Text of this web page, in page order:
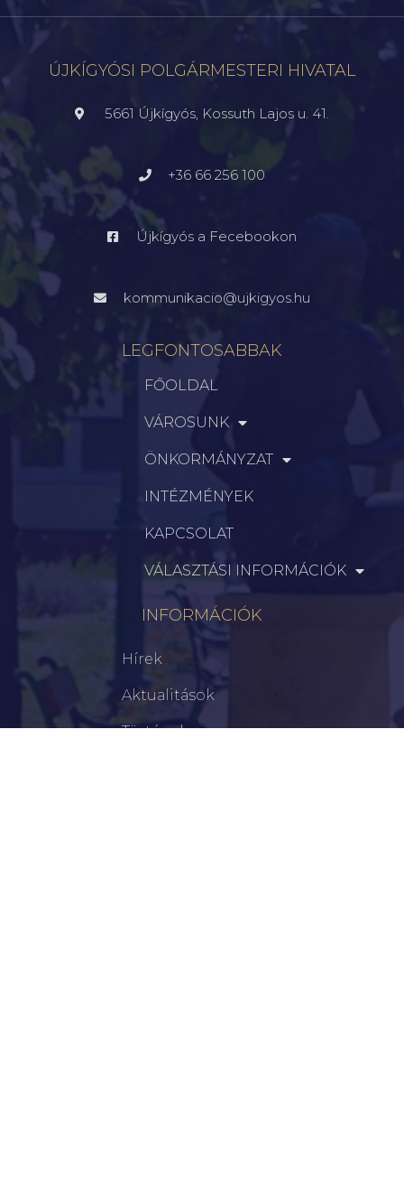
ÚJKÍGYÓSI POLGÁRMESTERI HIVATAL
5661 Újkígyós, Kossuth Lajos u. 41.
+36 66 256 100
Újkígyós a Fecebookon
kommunikacio@ujkigyos.hu
LEGFONTOSABBAK
FŐOLDAL
VÁROSUNK
ÖNKORMÁNYZAT
INTÉZMÉNYEK
KAPCSOLAT
VÁLASZTÁSI INFORMÁCIÓK
INFORMÁCIÓK
Hírek
Aktualitások
Történelem